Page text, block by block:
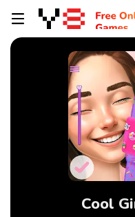
Cool